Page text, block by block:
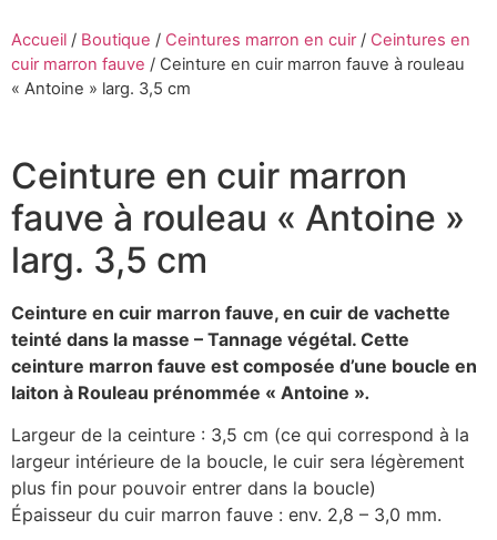
Accueil / Boutique / Ceintures marron en cuir/ Ceintures en
cuir marron fauve / Ceinture en cuir marron fauve à rouleau
« Antoine » larg. 3,5 cm
Ceinture en cuir marron
fauve à rouleau « Antoine »
larg. 3,5 cm
Ceinture en cuir marron fauve, en cuir de vachette
teinté dans la masse – Tannage végétal. Cette
ceinture marron fauve est composée d’une boucle en
laiton à Rouleau prénommée « Antoine ».
Largeur de la ceinture : 3,5 cm (ce qui correspond à la
largeur intérieure de la boucle, le cuir sera légèrement
plus fin pour pouvoir entrer dans la boucle)
Épaisseur du cuir marron fauve : env. 2,8 – 3,0 mm.